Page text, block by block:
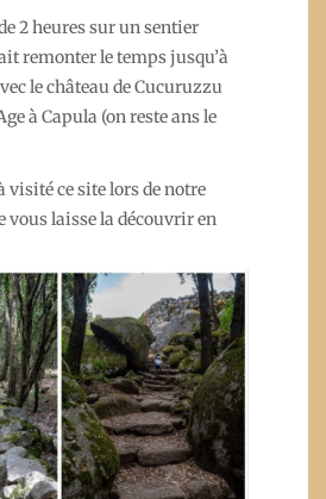
2 heures sur un sentier
remonter le temps jusqu’à
le château de Cucuruzzu
à Capula (on reste ans le
visité ce site lors de notre
vous laisse la découvrir en